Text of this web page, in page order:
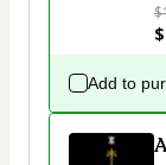
Add to